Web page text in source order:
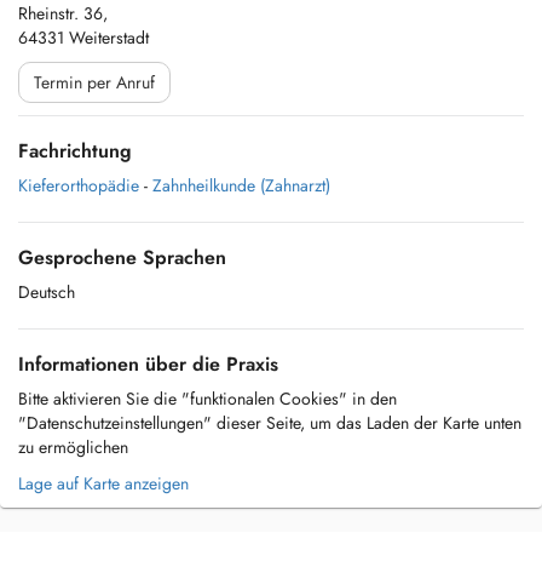
Rheinstr. 36,
64331 Weiterstadt
Termin per Anruf
Fachrichtung
Kieferorthopädie - Zahnheilkunde (Zahnarzt)
Gesprochene Sprachen
Deutsch
Informationen über die Praxis
Bitte aktivieren Sie die "funktionalen Cookies" in den
"Datenschutzeinstellungen" dieser Seite, um das Laden der Karte unten
zu ermöglichen
Lage auf Karte anzeigen